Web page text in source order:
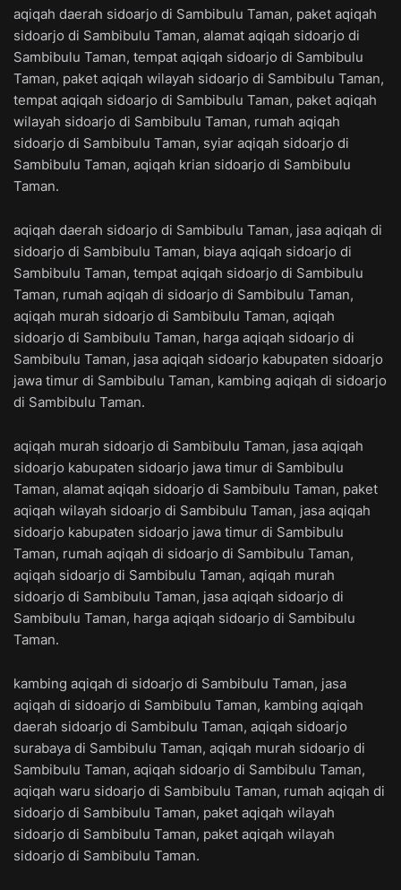
aqiqah daerah sidoarjo di Sambibulu Taman, paket aqiqah
sidoarjo di Sambibulu Taman, alamat aqiqah sidoarjo di
Sambibulu Taman, tempat aqiqah sidoarjo di Sambibulu
Taman, paket aqiqah wilayah sidoarjo di Sambibulu Taman,
tempat aqiqah sidoarjo di Sambibulu Taman, paket aqiqah
wilayah sidoarjo di Sambibulu Taman, rumah aqiqah
sidoarjo di Sambibulu Taman, syiar aqiqah sidoarjo di
Sambibulu Taman, aqiqah krian sidoarjo di Sambibulu
Taman.
aqiqah daerah sidoarjo di Sambibulu Taman, jasa aqiqah di
sidoarjo di Sambibulu Taman, biaya aqiqah sidoarjo di
Sambibulu Taman, tempat aqiqah sidoarjo di Sambibulu
Taman, rumah aqiqah di sidoarjo di Sambibulu Taman,
aqiqah murah sidoarjo di Sambibulu Taman, aqiqah
sidoarjo di Sambibulu Taman, harga aqiqah sidoarjo di
Sambibulu Taman, jasa aqiqah sidoarjo kabupaten sidoarjo
jawa timur di Sambibulu Taman, kambing aqiqah di sidoarjo
di Sambibulu Taman.
aqiqah murah sidoarjo di Sambibulu Taman, jasa aqiqah
sidoarjo kabupaten sidoarjo jawa timur di Sambibulu
Taman, alamat aqiqah sidoarjo di Sambibulu Taman, paket
aqiqah wilayah sidoarjo di Sambibulu Taman, jasa aqiqah
sidoarjo kabupaten sidoarjo jawa timur di Sambibulu
Taman, rumah aqiqah di sidoarjo di Sambibulu Taman,
aqiqah sidoarjo di Sambibulu Taman, aqiqah murah
sidoarjo di Sambibulu Taman, jasa aqiqah sidoarjo di
Sambibulu Taman, harga aqiqah sidoarjo di Sambibulu
Taman.
kambing aqiqah di sidoarjo di Sambibulu Taman, jasa
aqiqah di sidoarjo di Sambibulu Taman, kambing aqiqah
daerah sidoarjo di Sambibulu Taman, aqiqah sidoarjo
surabaya di Sambibulu Taman, aqiqah murah sidoarjo di
Sambibulu Taman, aqiqah sidoarjo di Sambibulu Taman,
aqiqah waru sidoarjo di Sambibulu Taman, rumah aqiqah di
sidoarjo di Sambibulu Taman, paket aqiqah wilayah
sidoarjo di Sambibulu Taman, paket aqiqah wilayah
sidoarjo di Sambibulu Taman.